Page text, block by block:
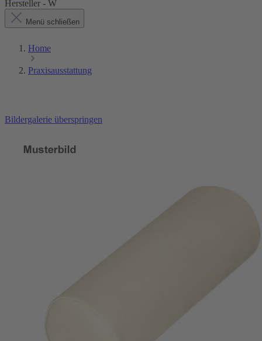
Hersteller - W
Menü schließen
Home
Praxisausstattung
Bildergalerie überspringen